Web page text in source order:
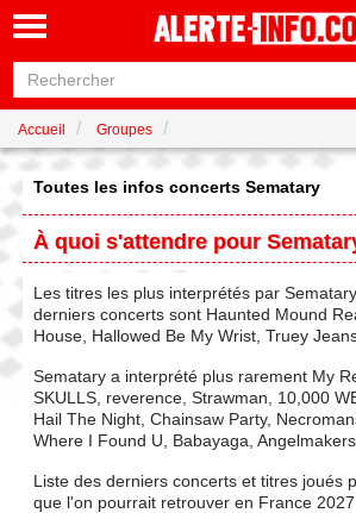
Accueil Groupes
Toutes les infos concerts Sematary
À quoi s'attendre pour
Les titres les plus interprétés par
derniers concerts sont Haunted Mound
House, Hallowed Be My Wrist, Truey
Sematary a interprété plus rarement My
SKULLS, reverence, Strawman, 10,000
Hail The Night, Chainsaw Party,
Where I Found U, Babayaga, Angelmakers.
Liste des derniers concerts et titres joués
que l'on pourrait retrouver en France 2027